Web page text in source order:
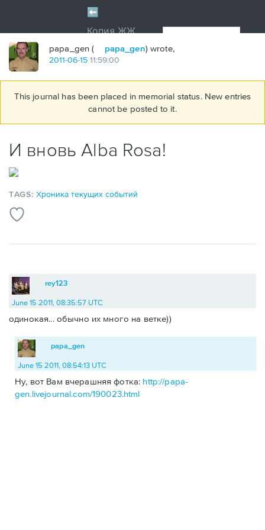
papa_gen ( papa_gen) wrote,
2011-06-15 11:59:00
This journal has been placed in memorial status. New entries
cannot be posted to it.
И вновь Alba Rosa!
TAGS:Хроника текущих событий
rey123
June 15 2011, 08:35:57 UTC
одинокая... обычно их много на ветке))
papa_gen
June 15 2011, 08:54:13 UTC
Ну, вот Вам вчерашняя фотка: http://papa-
gen.livejournal.com/190023.html